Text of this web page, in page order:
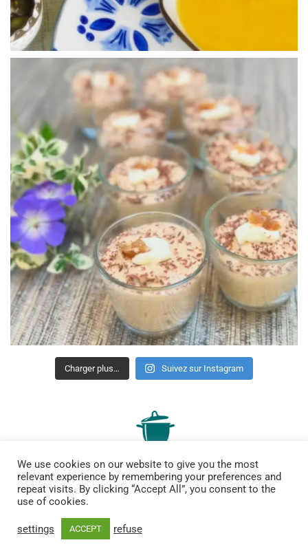
Charger plus… Suivez sur Instagram
site bilingue de recettes gourmandes, de bons plans et bien
plus encore
We use cookies on our website to give you the most
relevant experience by remembering your preferences and
repeat visits. By clicking “Accept All”, you consent to the
use of cookies.
settings ACCEPT refuse